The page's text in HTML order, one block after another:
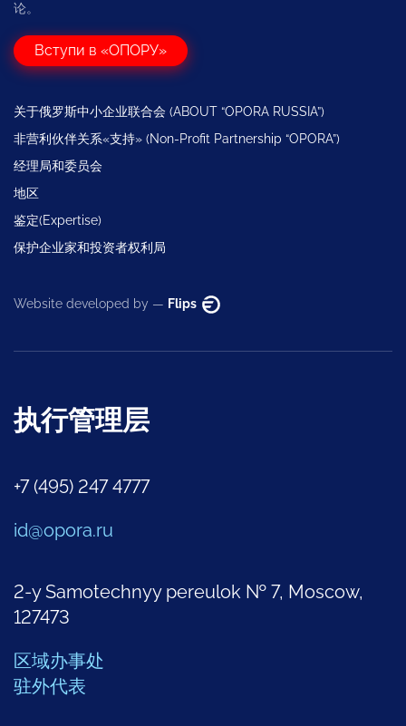
论。
Вступи в «ОПОРУ»
关于俄罗斯中小企业联合会 (ABOUT “OPORA RUSSIA”)
非营利伙伴关系«支持» (Non-Profit Partnership “OPORA”)
经理局和委员会
地区
鉴定(Expertise)
保护企业家和投资者权利局
Website developed by — Flips
执行管理层
+7 (495) 247 4777
id@opora.ru
2-y Samotechnyy pereulok № 7, Moscow,
127473
区域办事处
驻外代表